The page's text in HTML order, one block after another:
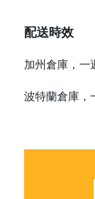
配送時效
加州倉庫，
波特蘭倉庫，